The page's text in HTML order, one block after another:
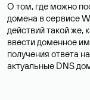
О том, где можно
домена в сервисе
действий такой же,
ввести доменное
получения ответа
актуальные DNS